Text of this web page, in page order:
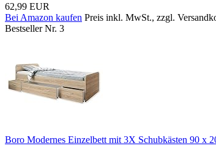
62,99 EUR
Bei Amazon kaufen Preis inkl. MwSt., zzgl.
Bestseller Nr. 3
Boro Modernes Einzelbett mit 3X Schubkästen 90 x